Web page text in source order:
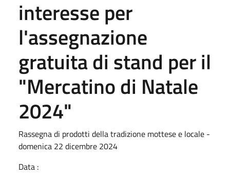
interesse per
l'assegnazione
gratuita di stand per il
"Mercatino di Natale
2024"
Rassegna di prodotti della tradizione mottese e locale -
domenica 22 dicembre 2024
Data :